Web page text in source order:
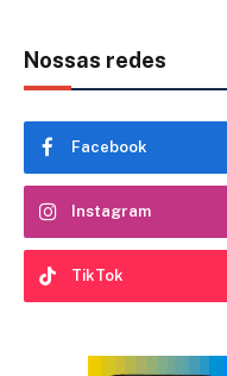
Nossas redes
Facebook
Instagram
TikTok